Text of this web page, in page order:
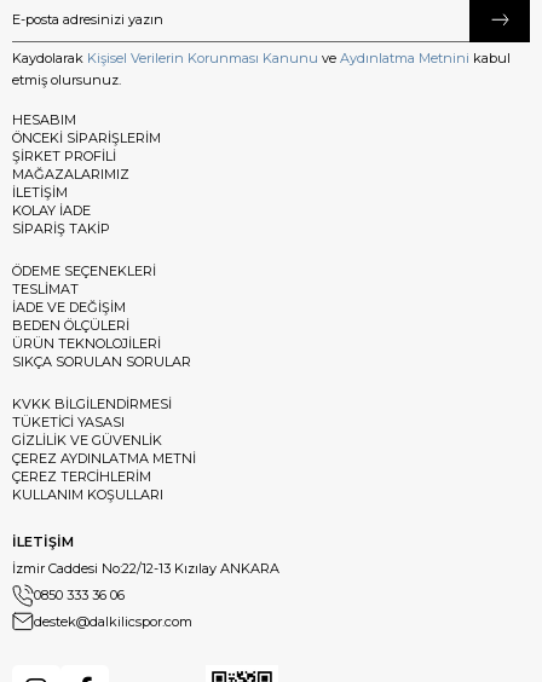
Kaydolarak Kişisel Verilerin Korunması Kanunu ve Aydınlatma Metnini kabul
etmiş olursunuz.
HESABIM
ÖNCEKİ SİPARİŞLERİM
ŞİRKET PROFİLİ
MAĞAZALARIMIZ
İLETİŞİM
KOLAY İADE
SİPARİŞ TAKİP
ÖDEME SEÇENEKLERİ
TESLİMAT
İADE VE DEĞİŞİM
BEDEN ÖLÇÜLERİ
ÜRÜN TEKNOLOJİLERİ
SIKÇA SORULAN SORULAR
KVKK BİLGİLENDİRMESİ
TÜKETİCİ YASASI
GİZLİLİK VE GÜVENLİK
ÇEREZ AYDINLATMA METNİ
ÇEREZ TERCİHLERİM
KULLANIM KOŞULLARI
İLETİŞİM
İzmir Caddesi No:22/12-13 Kızılay ANKARA
0850 333 36 06
destek@dalkilicspor.com